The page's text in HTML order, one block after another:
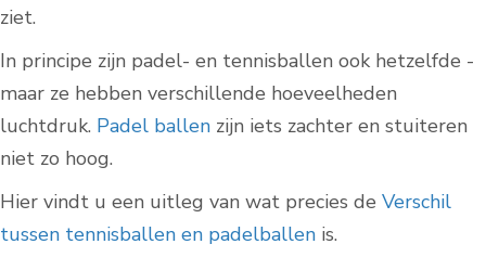
ziet.
In principe zijn padel- en tennisballen ook hetzelfde -
maar ze hebben verschillende hoeveelheden
luchtdruk. Padel ballen zijn iets zachter en stuiteren
niet zo hoog.
Hier vindt u een uitleg van wat precies de Verschil
tussen tennisballen en padelballen is.